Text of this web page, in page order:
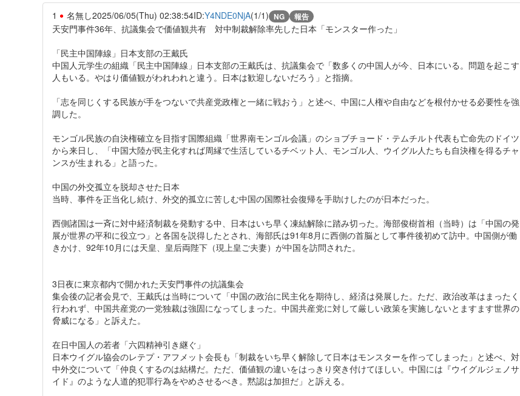
1 名無し2025/06/05(Thu) 02:38:54ID:Y4NDE0NjA(1/1) NG 報告
天安門事件36年、抗議集会で価値観共有 対中制裁解除率先した日本「モンスター作った」
「民主中国陣線」日本支部の王戴氏
中国人元学生の組織「民主中国陣線」日本支部の王戴氏は、抗議集会で「数多くの中国人が今、日本にいる。問題を起こす
人もいる。やはり価値観がわれわれと違う。日本は歓迎しないだろう」と指摘。
「志を同じくする民族が手をつないで共産党政権と一緒に戦おう」と述べ、中国に人権や自由などを根付かせる必要性を強
調した。
モンゴル民族の自決権確立を目指す国際組織「世界南モンゴル会議」のショブチョード・テムチルト代表も亡命先のドイツ
から来日し、「中国大陸が民主化すれば周縁で生活しているチベット人、モンゴル人、ウイグル人たちも自決権を得るチャ
ンスが生まれる」と語った。
中国の外交孤立を脱却させた日本
当時、事件を正当化し続け、外交的孤立に苦しむ中国の国際社会復帰を手助けしたのが日本だった。
西側諸国は一斉に対中経済制裁を発動する中、日本はいち早く凍結解除に踏み切った。海部俊樹首相（当時）は「中国の発
展が世界の平和に役立つ」と各国を説得したとされ、海部氏は91年8月に西側の首脳として事件後初めて訪中。中国側が働
きかけ、92年10月には天皇、皇后両陛下（現上皇ご夫妻）が中国を訪問された。
3日夜に東京都内で開かれた天安門事件の抗議集会
集会後の記者会見で、王戴氏は当時について「中国の政治に民主化を期待し、経済は発展した。ただ、政治改革はまったく
行われず、中国共産党の一党独裁は強固になってしまった。中国共産党に対して厳しい政策を実施しないとますます世界の
脅威になる」と訴えた。
在日中国人の若者「六四精神引き継ぐ」
日本ウイグル協会のレテプ・アフメット会長も「制裁をいち早く解除して日本はモンスターを作ってしまった」と述べ、対
中外交について「仲良くするのは結構だ。ただ、価値観の違いをはっきり突き付けてほしい。中国には『ウイグルジェノサ
イド』のような人道的犯罪行為をやめさせるべき。黙認は加担だ」と訴える。